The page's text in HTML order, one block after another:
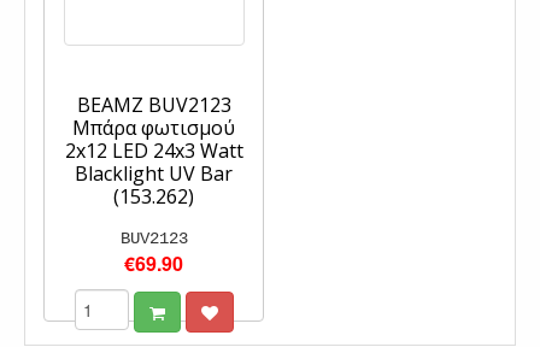
BEAMZ BUV2123
Μπάρα φωτισμού
2x12 LED 24x3 Watt
Blacklight UV Bar
(153.262)
BUV2123
€69.90